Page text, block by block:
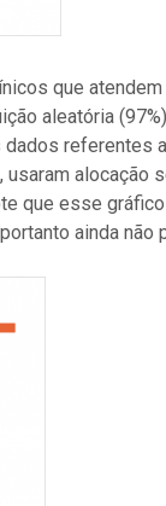
que
aleatória
referentes
alocação
que esse
ainda não